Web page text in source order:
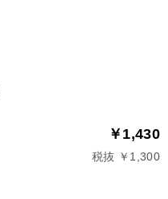
￥1,430
税抜 ￥1,300